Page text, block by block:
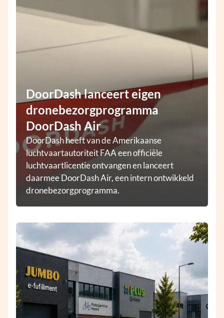
DoorDash lanceert eigen
dronebezorgprogramma
DoorDash Air
DoorDash heeft van de Amerikaanse
luchtvaartautoriteit FAA een officiële
luchtvaartlicentie ontvangen en lanceert
daarmee DoorDash Air, een intern ontwikkeld
dronebezorgprogramma.